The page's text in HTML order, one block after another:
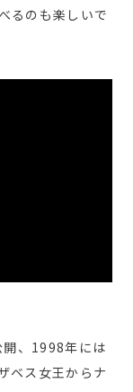
るのも楽しいで
、 1998年には
ベス女王からナ